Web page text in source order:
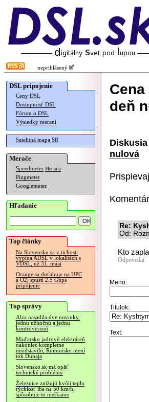
neprihlásený
DSL pripojenie
Ceny DSL
Dostupnosť DSL
Fórum o DSL
Výsledky meraní
Satelitná mapa SR
Merače
Speedmeter Merania
Pingmeter
Googlemeter
Hľadanie
Top články
Na Slovensku sa v tichosti
vypína ADSL v lokalitách s
VDSL, už 31. mája
Orange sa doťahuje na UPC
a O2, spustí 2.5 Gbps
pripojenie
Top správy
Alza nasadila dve novinky,
jednu užitočnú a jednu
kontroverznú
Maďarsko jadrovú elektráreň
nakoniec kompletne
neodstavilo, Rumunsko mení
tok Dunaja
Slovensko.sk má opäť
technické problémy
Železnice znižujú kvôli teplu
rýchlosť iba na 50 km/h,
spôsobuje to meškanie
deň
nulová
Re:
Od:
Kto
Odpovedať
Meno:
Titulok:
Text: